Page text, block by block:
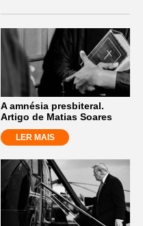
A amnésia presbiteral.
Artigo de Matias Soares
LER MAIS